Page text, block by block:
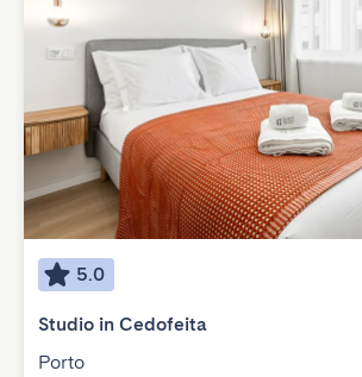
5.0
Studio in Cedofeita
Porto